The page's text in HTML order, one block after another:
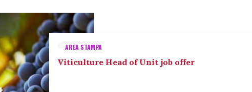
AREA STAMPA
Viticulture Head of Unit job offer